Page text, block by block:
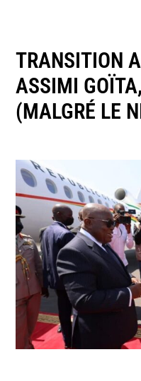
TRANSITION
ASSIMI
(MALGRÉ LE